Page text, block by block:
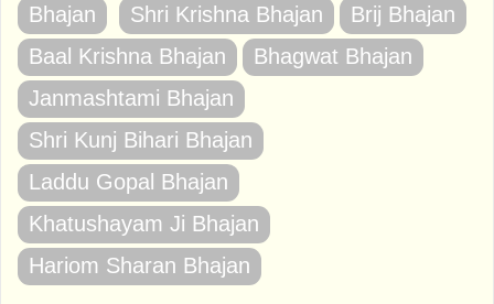
Bhajan Shri Krishna Bhajan
Brij Bhajan
Baal Krishna Bhajan
Bhagwat Bhajan
Janmashtami Bhajan
Shri Kunj Bihari Bhajan
Laddu Gopal Bhajan
Khatushayam Ji Bhajan
Hariom Sharan Bhajan